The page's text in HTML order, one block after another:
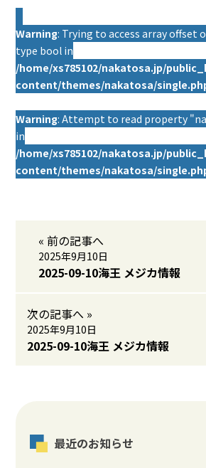
Warning: Trying to access array offset
type bool in
/home/xs785102/nakatosa.jp/
content/themes/nakatosa/
Warning: Attempt to read property
in
/home/xs785102/nakatosa.jp/
content/themes/nakatosa/
« 前の記事へ
2025年9月10日
2025-09-10海王 メジカ情報
次の記事へ »
2025年9月10日
2025-09-10海王 メジカ情報
最近のお知らせ